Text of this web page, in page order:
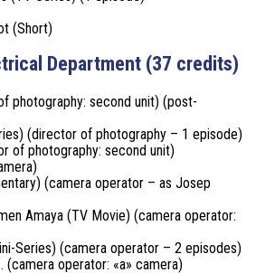
(Short)
Department (37 credits)
photography: second unit) (post-
(director of photography – 1 episode)
of photography: second unit)
(camera operator – as Josep
Amaya (TV Movie) (camera operator:
Series) (camera operator – 2 episodes)
operator: «a» camera)